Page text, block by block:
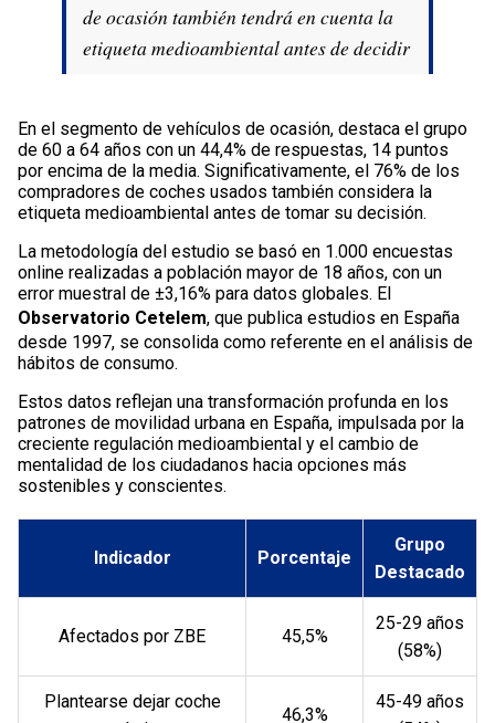
de ocasión también tendrá en cuenta la
etiqueta medioambiental antes de decidir
En el segmento de vehículos de ocasión, destaca el grupo
de 60 a 64 años con un 44,4% de respuestas, 14 puntos
por encima de la media. Significativamente, el 76% de los
compradores de coches usados también considera la
etiqueta medioambiental antes de tomar su decisión.
La metodología del estudio se basó en 1.000 encuestas
online realizadas a población mayor de 18 años, con un
error muestral de ±3,16% para datos globales. El
Observatorio Cetelem, que publica estudios en España
desde 1997, se consolida como referente en el análisis de
hábitos de consumo.
Estos datos reflejan una transformación profunda en los
patrones de movilidad urbana en España, impulsada por la
creciente regulación medioambiental y el cambio de
mentalidad de los ciudadanos hacia opciones más
sostenibles y conscientes.
Indicador Porcentaje
Grupo
Destacado
Afectados por ZBE 45,5%
25-29 años
(58%)
Plantearse dejar coche
46,3%
45-49 años